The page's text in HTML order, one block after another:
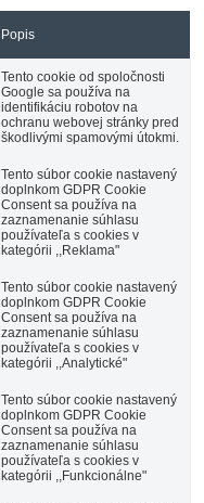
Popis
Tento cookie od spoločnosti
Google sa používa na
identifikáciu robotov na
ochranu webovej stránky pred
škodlivými spamovými útokmi.
Tento súbor cookie nastavený
doplnkom GDPR Cookie
Consent sa používa na
zaznamenanie súhlasu
používateľa s cookies v
kategórii ,,Reklama"
Tento súbor cookie nastavený
doplnkom GDPR Cookie
Consent sa používa na
zaznamenanie súhlasu
používateľa s cookies v
kategórii ,,Analytické"
Tento súbor cookie nastavený
doplnkom GDPR Cookie
Consent sa používa na
zaznamenanie súhlasu
používateľa s cookies v
kategórii ,,Funkcionálne"